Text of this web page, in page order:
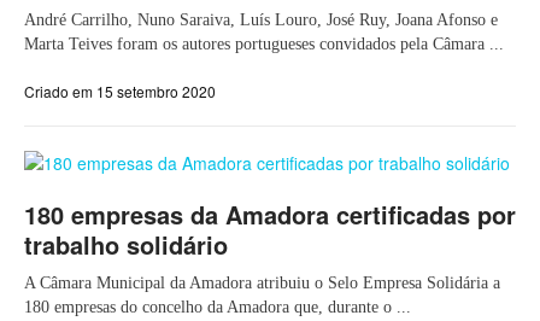
André Carrilho, Nuno Saraiva, Luís Louro, José Ruy, Joana Afonso e
Marta Teives foram os autores portugueses convidados pela Câmara ...
Criado em 15 setembro 2020
180 empresas da Amadora certificadas por
trabalho solidário
A Câmara Municipal da Amadora atribuiu o Selo Empresa Solidária a
180 empresas do concelho da Amadora que, durante o ...